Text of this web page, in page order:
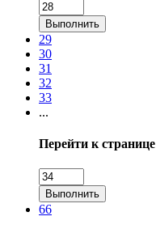
Выполнить
29
30
31
32
33
...
Перейти к странице
Выполнить
66